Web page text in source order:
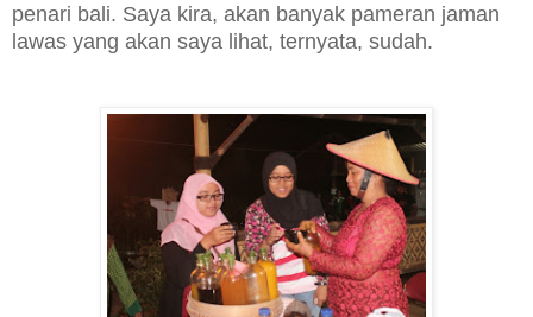
penari bali. Saya kira, akan banyak pameran jaman
lawas yang akan saya lihat, ternyata, sudah.